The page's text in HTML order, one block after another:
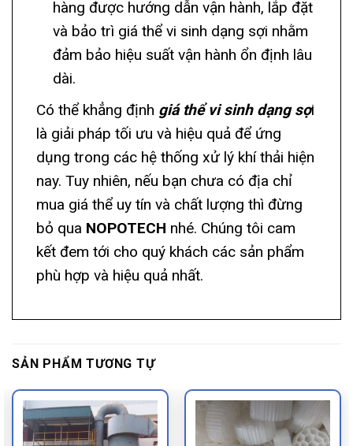
hàng được hướng dẫn vận hành, lắp đặt
và bảo trì giá thể vi sinh dạng sợi nhằm
đảm bảo hiệu suất vận hành ổn định lâu
dài.
Có thể khẳng định giá thể vi sinh dạng sợi
là giải pháp tối ưu và hiệu quả để ứng
dụng trong các hệ thống xử lý khí thải hiện
nay. Tuy nhiên, nếu bạn chưa có địa chỉ
mua giá thể uy tín và chất lượng thì đừng
bỏ qua NOPOTECH nhé. Chúng tôi cam
kết đem tới cho quý khách các sản phẩm
phù hợp và hiệu quả nhất.
SẢN PHẨM TƯƠNG TỰ